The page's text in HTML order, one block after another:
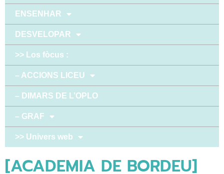
ENSENHAR
DESVELOPAR
>> Los fòcus :
– ACCIONS LICEU
– DIMARS DE L’OPLO
– GRAF
>> Univers web
[ACADEMIA DE BORDEU]